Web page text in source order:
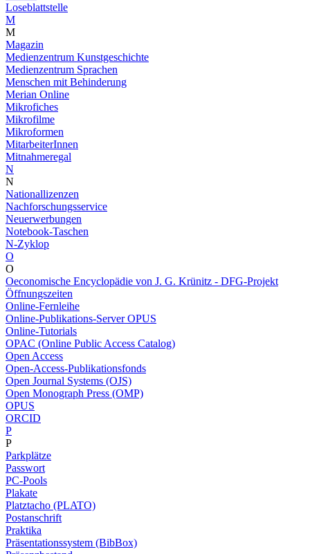
Loseblattstelle
M
M
Magazin
Medienzentrum Kunstgeschichte
Medienzentrum Sprachen
Menschen mit Behinderung
Merian Online
Mikrofiches
Mikrofilme
Mikroformen
MitarbeiterInnen
Mitnahmeregal
N
N
Nationallizenzen
Nachforschungsservice
Neuerwerbungen
Notebook-Taschen
N-Zyklop
O
O
Oeconomische Encyclopädie von J. G. Krünitz - DFG-Projekt
Öffnungszeiten
Online-Fernleihe
Online-Publikations-Server OPUS
Online-Tutorials
OPAC (Online Public Access Catalog)
Open Access
Open-Access-Publikationsfonds
Open Journal Systems (OJS)
Open Monograph Press (OMP)
OPUS
ORCID
P
P
Parkplätze
Passwort
PC-Pools
Plakate
Platztacho (PLATO)
Postanschrift
Praktika
Präsentationssystem (BibBox)